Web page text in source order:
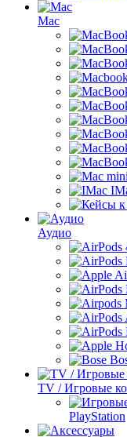
Mac
Аудио
TV / Игровые
PlayStation